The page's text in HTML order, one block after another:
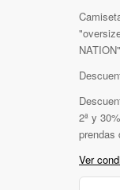
NATION"
2ª y
prendas
Ver